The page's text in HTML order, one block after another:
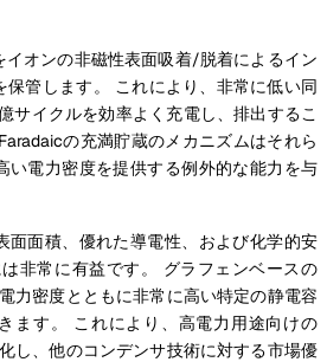
イオンの非磁性表面吸着/脱着によるイン
保管します。 これにより、非常に低い同
サイクルを効率よく充電し、排出するこ
の充満貯蔵のメカニズムはそれら
い電力密度を提供する例外的な能力を与
面面積、優れた導電性、および化学的安
非常に有益です。 グラフェンベースの
力密度とともに非常に高い特定の静電容
ます。 これにより、高電力用途向けの
し、他のコンデンサ技術に対する市場優